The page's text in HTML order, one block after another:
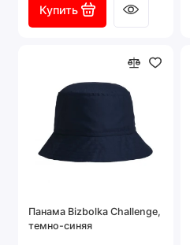
Купить
Панама Bizbolka Challenge,
темно-синяя